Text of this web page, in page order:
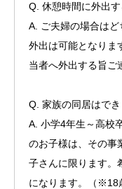
Q. 休憩時間に外出
A. ご夫婦の場合はど
外出は可能となりま
当者へ外出する旨ご
Q. 家族の同居はでき
A. 小学4年生～高校
のお子様は、その事
子さんに限ります。
になります。（※18